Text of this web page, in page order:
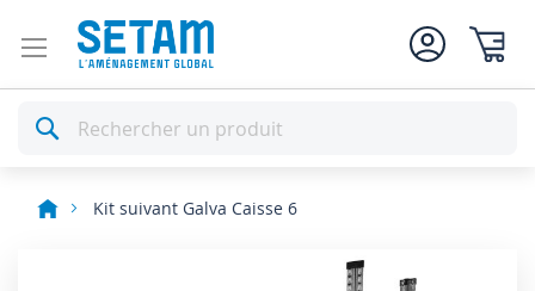
Rechercher
Kit suivant Galva Caisse 6